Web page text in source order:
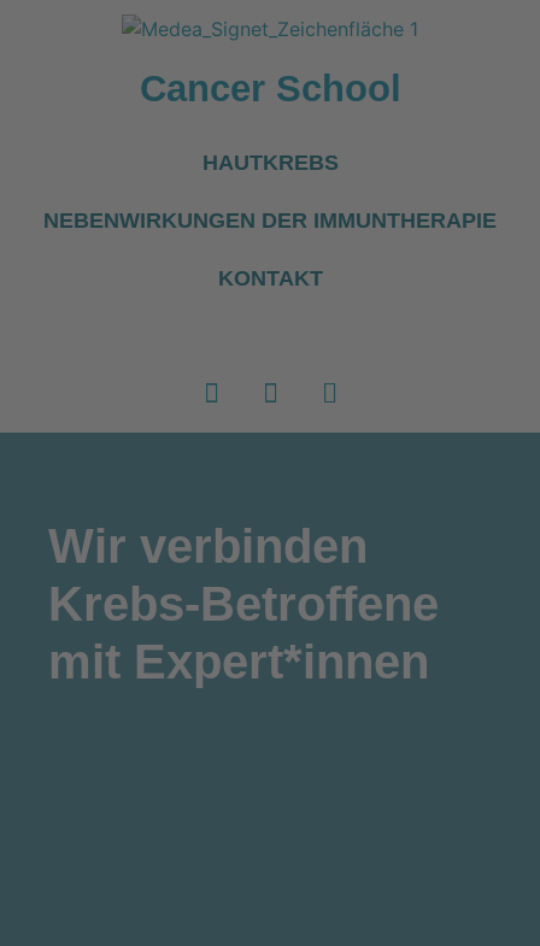
Cancer School
HAUTKREBS
NEBENWIRKUNGEN DER IMMUNTHERAPIE
KONTAKT
Wir verbinden
Krebs-Betroffene
mit Expert*innen